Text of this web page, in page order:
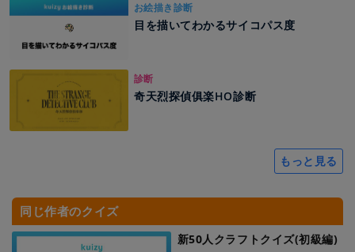
お絵描き診断
目を描いてわかるサイコパス度
診断
奇天烈探偵俱楽HO診断
もっと見る
同じ作者のクイズ
新50人クラフトクイズ(初級編)